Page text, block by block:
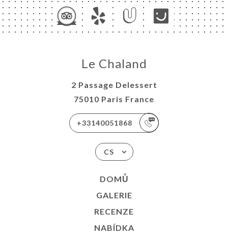
Le Chaland
2 Passage Delessert
75010 Paris France
+33140051868
CS
DOMŮ
GALERIE
RECENZE
NABÍDKA